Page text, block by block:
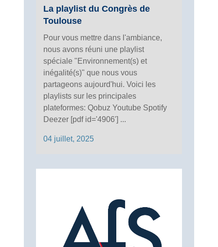
La playlist du Congrès de
Toulouse
Pour vous mettre dans l'ambiance,
nous avons réuni une playlist
spéciale "Environnement(s) et
inégalité(s)" que nous vous
partageons aujourd'hui. Voici les
playlists sur les principales
plateformes: Qobuz Youtube Spotify
Deezer [pdf id='4906'] ...
04 juillet, 2025